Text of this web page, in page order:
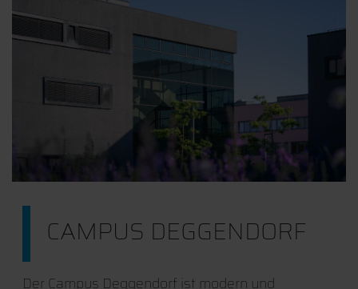
CAMPUS DEGGENDORF
Der Campus Deggendorf ist modern und